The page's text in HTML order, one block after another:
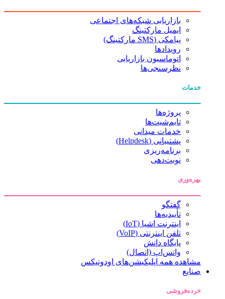
بازاریابی شبکه‌های اجتماعی
ایمیل مارکتینگ
پیامکی (SMS مارکتینگ)
رویدادها
اتوماسیون بازاریابی
نظرسنجی‌ها
خدمات
پروژه‌ها
تایم‌شیت‌ها
خدمات میدانی
پشتیبانی (Helpdesk)
برنامه‌ریزی
نوبت‌دهی
بهره‌وری
گفتگو
تأییدیه‌ها
اینترنت اشیا (IoT)
تلفن اینترنتی (VoIP)
پایگاه دانش
واتس‌اپ (اتصال)
مشاهده همه اپلیکیشن‌های اودونیکس
صنایع
خرده‌فروشی